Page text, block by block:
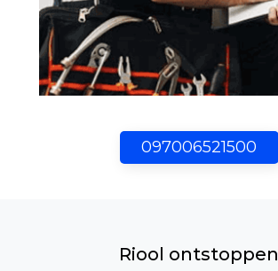
097006521500
Riool ontstoppen